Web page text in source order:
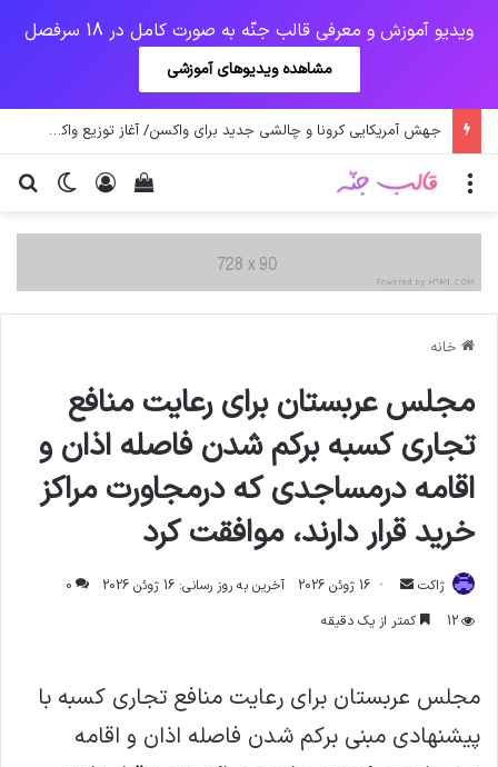
ویدیو آموزش و معرفی قالب جنّه به صورت کامل در 18 سرفصل
مشاهده ویدیوهای آموزشی
یک‌چهارم مرگ‌های روزانه کرونا در خوزستان / نگرانی از گسترش ویروس انگلیسی در تهران
تغییر ورود
دیدن سبد خرید منو
خانه
مجلس عربستان برای رعایت منافع
تجاری کسبه برکم شدن فاصله اذان و
اقامه درمساجدی که درمجاورت مراکز
خرید قرار دارند، موافقت کرد
ژاکت
ارسال
ایمیل
16 ژوئن 2026 آخرین به روز رسانی: 16 ژوئن 2026
0
12
کمتر از یک دقیقه
مجلس عربستان برای رعایت منافع تجاری کسبه با
پیشنهادي مبنی برکم شدن فاصله اذان و اقامه